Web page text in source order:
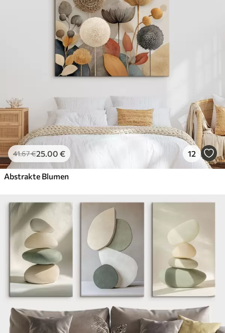
41.67€25.00 € 12
Abstrakte Blumen